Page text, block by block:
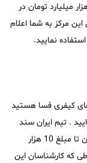
اجاره ای از مبلغ 1 میلیارد تومان تا مبلغ 10 هزار میلیارد تومان در
مرکز به شما اعلام
نمایید.
های کیفری فسا هستید
. تیم ایران سند
توانایی تامین وثیقه اجاره ای از مبلغ 1 میلیارد تومان تا مبلغ 10 هزار
که کارشناسان این